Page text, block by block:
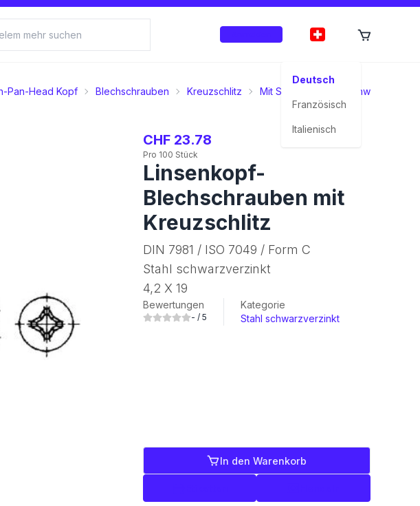
Deutsch
Französisch
Italienisch
Pan-Head Kopf Blechschrauben Kreuzschlitz Mit Spitze Stahl
CHF 23.78
Pro 100 Stück
Linsenkopf-
Blechschrauben mit
Kreuzschlitz
DIN 7981 / ISO 7049 / Form C
Stahl schwarzverzinkt
4,2 X 19
Bewertungen
- / 5
Kategorie
Stahl schwarzverzinkt
In den Warenkorb